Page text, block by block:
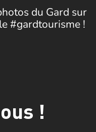
du Gard sur
#gardtourisme !
!